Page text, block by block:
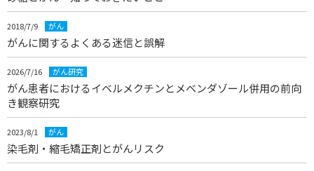
2018/7/9 がん
がんに関するよくある迷信と誤解
2026/7/16 がん研究
がん患者におけるイベルメクチンとメベンダゾール併用の前向
き観察研究
2023/8/1 がん
染毛剤・縮毛矯正剤とがんリスク